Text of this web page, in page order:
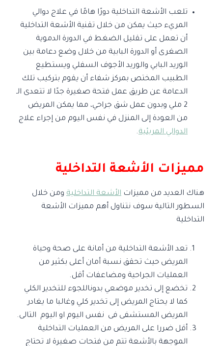
تلعب الأشعة التداخلية دورًا هامًا في علاج دوالي
المريء حيث يمكن من خلال تقنية الأشعة التداخلية
أن تعمل على تقليل الضغط في الدورة الدموية
الصغرى أو الدورة البابية من خلال وضع دعامة بين
الوريد البابي والوريد الأجوف السفلي ويستطيع
الطبيب المختص بمركز شفاء أن يقوم بتركيب تلك
الدعامة عن طريق عمل فتحة صغيرة جدًا لا تتعدى الـ
2 ملي وبدون عمل شق جراحي، مما يمكن المريض
من العودة إلى المنزل في نفس اليوم من إجراء علاج
الدوالي المريئية.
مميزات الأشعة التداخلية
هناك العديد من مميزات الأشعة التداخلية ومن خلال
السطور التالية سوف نتناول أهم مميزات الأشعة
التداخلية
تعد الأشعة التداخلية من أمانة على صحة وحياة
المريض حيث تحقق نسبة أمان أعلى بكثير من
العمليات الجراحية ومضاعفات أقل.
تخضع إلى تخدير موضعي بدوناللجوء للتخدير الكلي
كما لا يحتاج المريض إلى تخدير كلي وغالبا ما يغادر
المريض المستشفى فى نفس اليوم او اليوم التالى.
أقل ضررا على المريض من العمليات التداخلية
الموجهة بالأشعة تتم من فتحات صغيرة لا تحتاج